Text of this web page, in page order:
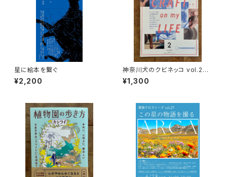
星に絵本を繋ぐ
¥2,200
神奈川犬のクビネッコ vol.2
特集：CRAFT on my LIFE
¥1,300